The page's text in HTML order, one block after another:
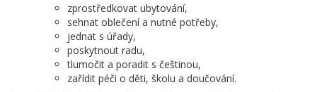
zprostředkovat ubytování,
sehnat oblečení a nutné potřeby,
jednat s úřady,
poskytnout radu,
tlumočit a poradit s češtinou,
zařídit péči o děti, školu a doučování.